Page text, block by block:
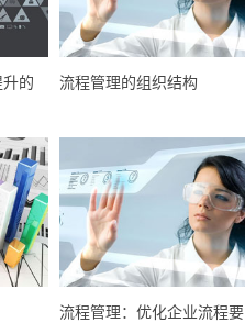
的
流程管理的组织结构
流程管理：优化企业流程要